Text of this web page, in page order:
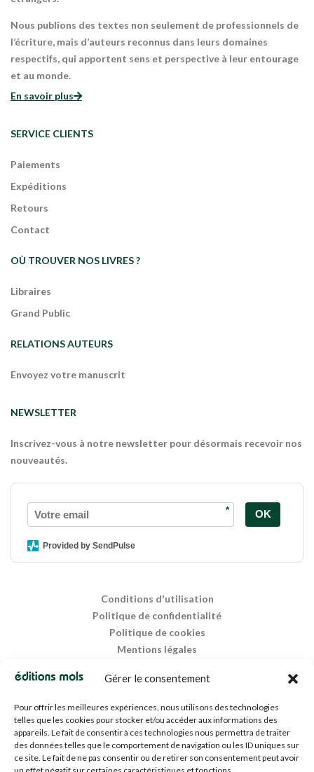
Gérer le consentement
Pour offrir les meilleures expériences, nous utilisons des technologies
telles que les cookies pour stocker et/ou accéder aux informations des
appareils. Le fait de consentir à ces technologies nous permettra de traiter
des données telles que le comportement de navigation ou les ID uniques sur
ce site. Le fait de ne pas consentir ou de retirer son consentement peut avoir
Nous publions des textes non seulement de professionnels de
l’écriture, mais d’auteurs reconnus dans leurs domaines
respectifs, qui apportent sens et perspective à leur entourage
et au monde.
En savoir plus
SERVICE CLIENTS
Paiements
Expéditions
Retours
Contact
OÙ TROUVER NOS LIVRES ?
Libraires
Grand Public
RELATIONS AUTEURS
Envoyez votre manuscrit
NEWSLETTER
Inscrivez-vous à notre newsletter pour désormais recevoir nos
nouveautés.
* OK
Provided by SendPulse
Conditions d'utilisation
Politique de confidentialité
Politique de cookies
Mentions légales